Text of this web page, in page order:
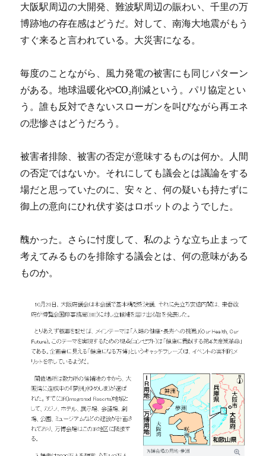
大阪駅周辺の大開発、難波駅周辺の賑わい、千里の万
博跡地の存在感はどうだ。対して、南海大地震がもう
すぐ来ると言われている。大災害になる。
毎度のことながら、風力発電の被害にも同じパターン
がある。地球温暖化やCO₂削減という。パリ協定とい
う。誰も反対できないスローガンを叫びながら再エネ
の悲惨さはどうだろう。
被害者排除、被害の否定が意味するものは何か。人間
の否定ではないか。それにしても議会とは議論をする
場だと思っていたのに、安々と、何の疑いも持たずに
御上の意向にひれ伏す姿はロボットのようでした。
醜かった。さらに忖度して、私のような立ち止まって
考えてみるものを排除する議会とは、何の意味がある
ものか。